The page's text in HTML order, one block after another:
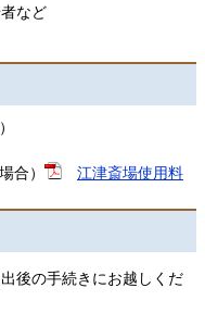
など
合）
江津斎場使用料
後の手続きにお越しくだ